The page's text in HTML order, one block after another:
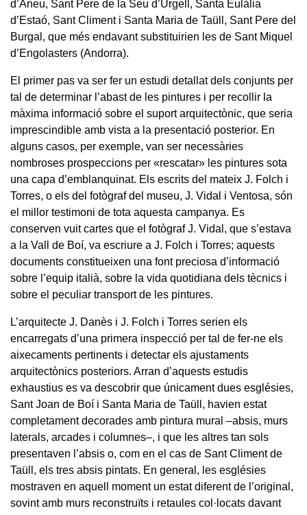
d’Àneu, Sant Pere de la Seu d’Urgell, Santa Eulàlia
d’Estaó, Sant Climent i Santa Maria de Taüll, Sant Pere del
Burgal, que més endavant substituirien les de Sant Miquel
d’Engolasters (Andorra).
El primer pas va ser fer un estudi detallat dels conjunts per
tal de determinar l’abast de les pintures i per recollir la
màxima informació sobre el suport arquitectònic, que seria
imprescindible amb vista a la presentació posterior. En
alguns casos, per exemple, van ser necessàries
nombroses prospeccions per «rescatar» les pintures sota
una capa d’emblanquinat. Els escrits del mateix J. Folch i
Torres, o els del fotògraf del museu, J. Vidal i Ventosa, són
el millor testimoni de tota aquesta campanya. Es
conserven vuit cartes que el fotògraf J. Vidal, que s’estava
a la Vall de Boí, va escriure a J. Folch i Torres; aquests
documents constitueixen una font preciosa d’informació
sobre l’equip italià, sobre la vida quotidiana dels tècnics i
sobre el peculiar transport de les pintures.
L’arquitecte J. Danès i J. Folch i Torres serien els
encarregats d’una primera inspecció per tal de fer-ne els
aixecaments pertinents i detectar els ajustaments
arquitectònics posteriors. Arran d’aquests estudis
exhaustius es va descobrir que únicament dues esglésies,
Sant Joan de Boí i Santa Maria de Taüll, havien estat
completament decorades amb pintura mural –absis, murs
laterals, arcades i columnes–, i que les altres tan sols
presentaven l’absis o, com en el cas de Sant Climent de
Taüll, els tres absis pintats. En general, les esglésies
mostraven en aquell moment un estat diferent de l’original,
sovint amb murs reconstruïts i retaules col·locats davant